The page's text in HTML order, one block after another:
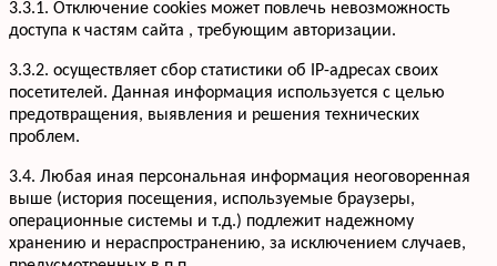
3.3.1. Отключение cookies может повлечь невозможность
доступа к частям сайта , требующим авторизации.
3.3.2. осуществляет сбор статистики об IP-адресах своих
посетителей. Данная информация используется с целью
предотвращения, выявления и решения технических
проблем.
3.4. Любая иная персональная информация неоговоренная
выше (история посещения, используемые браузеры,
операционные системы и т.д.) подлежит надежному
хранению и нераспространению, за исключением случаев,